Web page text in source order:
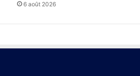
6 août 2026